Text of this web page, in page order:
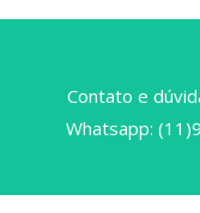
Contato e
Whatsapp: